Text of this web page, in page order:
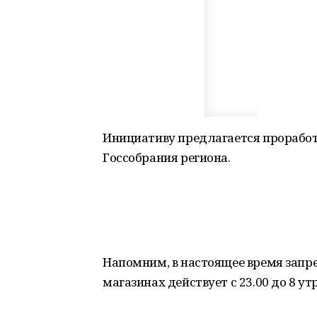
Инициативу предлагается
Госсобрания региона.
Напомним, в настоящее время
магазинах действует с 23.00 до 8